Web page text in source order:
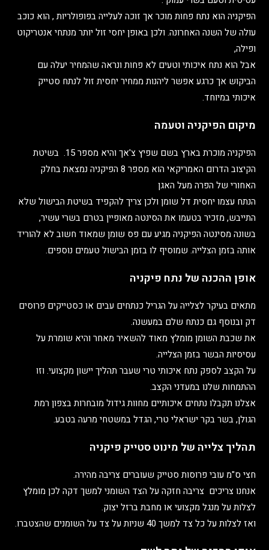
הפיקניה הוא נתח פחות מוכר אך זוכה לעלייה בפופולריות , הוא כוכב
עולה של השנה האחרונה. ולכן באופן יחסי זול יותר מנתחי אנטריקוט
ופילה,
אבל הוא נתח איכותי וטעים לא פחות ונראה שהמחיר יעלה עם
הביקוש אך כרגע אפשר ליהנות ממחיר יחסית זול לנתח סטייק
איכותי במיוחד.
מיקום הפיקניה וטעמה
הפיקניה מוכרת בארץ בשם שפיץ צ'אך והיא מספר 15. בשיטת
הקיצוב הדרום האמריקאי הוא מספר 8 הפיקניה נמצאת בחלק
האחורי של הפרה מעל האגן
הנתח עצמו יחסית דל שומן ולכן צריך להקפיד בשיטת הבישול שלא
התייבש, מזכיר בטעמו את הסינטה מאופיין בטרם בשרי עשיר,
בשונה מסינטה הפיקניה מגיע עם פס שומן שמאוד חשוב לא להוריד
אותה בזמן הצלייה. שמוסיף לו בזמן הבישול טעמים נוספים.
אופן ההכנה של נתח פיקניה
מתאים בעיקר לצלייה על הגריל כנתחים עבים או כסטייקים פרוסים
דק ובנוסף גם כנתח שלם במעשנה.
את שכבת השומן מומלץ מאוד להשאיר מאחר והיא שומרת על
עסיסיות הבשר בזמן הצלייה.
על הקצב לספק נתח איכותי טרי שעבר תהליך יישון מקצועי. וזו
ההתמחות שלנו במעדני הקצב.
אצלנו תקבלו נתחים איכותיים מחוות גידול מובחרות בצפון רמת
הגולן, בשר בקר ישראלי טרי, הגדל במשטחי מרעה בטבע.
תהליך צלייה של מינוט סטייק פיקניה
חצי ס"מ עובי פרוסות סטייק שעוברים צריבה מהירה.
אנחנו צריכים צריבה חזקה על הצד השומני למשך דקה לכן מומלץ
לצלות על מנגל מקצועי או מחבת ברזל יצוק.
ואז לצלות על כל צד למשך 40 שניות על צד על השומנים שהצטברו.